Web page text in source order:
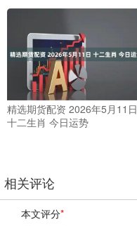
精选期货配资 2026年5月11日
十二生肖 今日运势
相关评论
本文评分*